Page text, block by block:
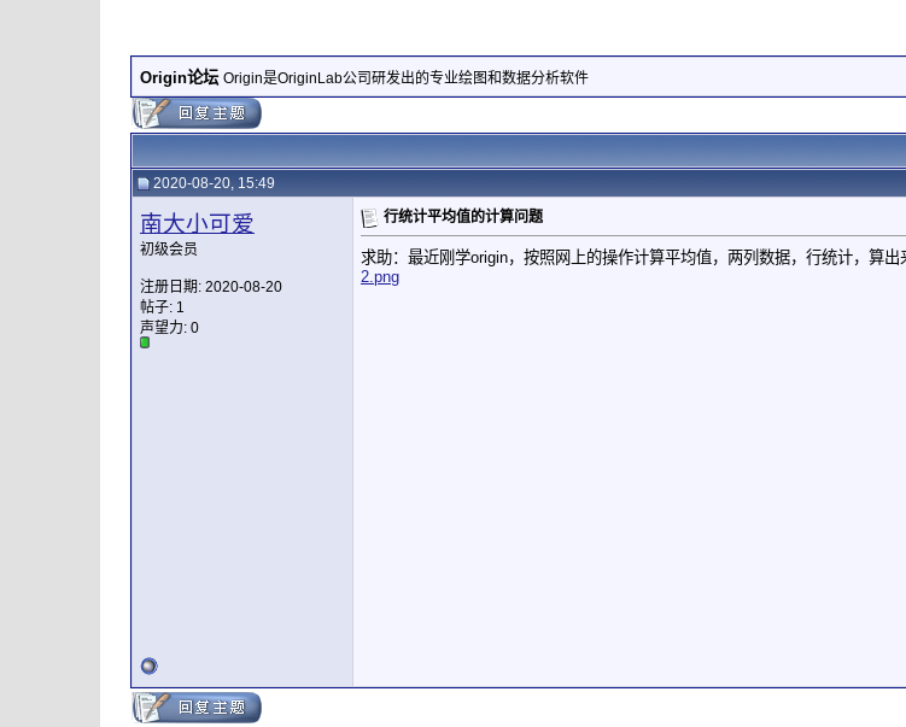
Origin论坛 Origin是OriginLab公司研发出的专业绘图和数据分析软件
2020-08-20, 15:49
南大小可爱
初级会员
注册日期: 2020-08-20
帖子: 1
声望力: 0
行统计平均值的计算问题
求助：最近刚学origin，按照网上的操作计算平均值，两列数据，行统计，算
2.png